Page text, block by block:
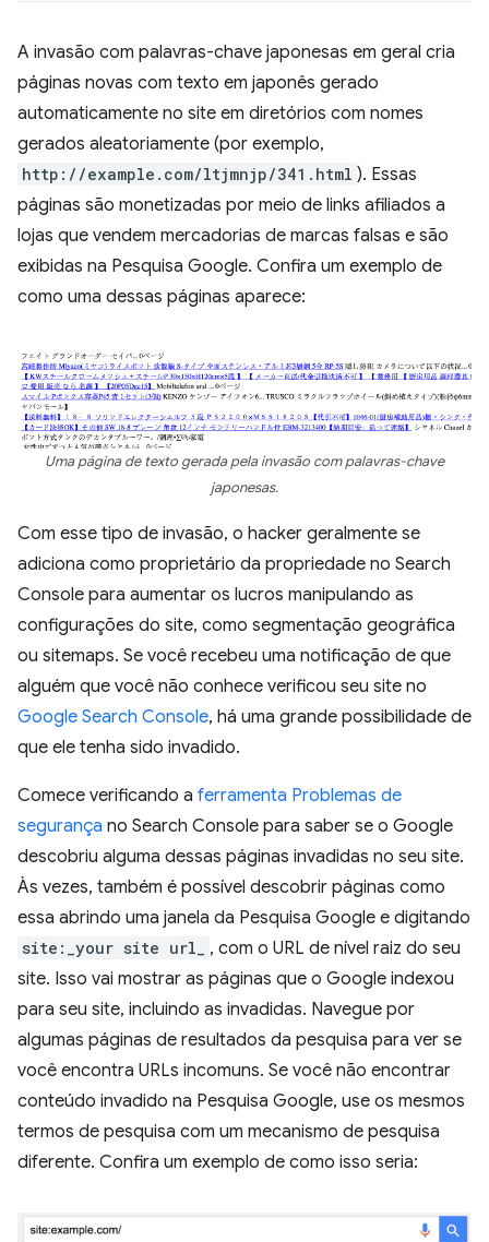
A invasão com palavras-chave japonesas em geral cria
páginas novas com texto em japonês gerado
automaticamente no site em diretórios com nomes
gerados aleatoriamente (por exemplo,
http://example.com/ltjmnjp/341.html ). Essas
páginas são monetizadas por meio de links afiliados a
lojas que vendem mercadorias de marcas falsas e são
exibidas na Pesquisa Google. Confira um exemplo de
como uma dessas páginas aparece:
Uma página de texto gerada pela invasão com palavras-chave
japonesas.
Com esse tipo de invasão, o hacker geralmente se
adiciona como proprietário da propriedade no Search
Console para aumentar os lucros manipulando as
configurações do site, como segmentação geográfica
ou sitemaps. Se você recebeu uma notificação de que
alguém que você não conhece verificou seu site no
Google Search Console, há uma grande possibilidade de
que ele tenha sido invadido.
Comece verificando a ferramenta Problemas de
segurança no Search Console para saber se o Google
descobriu alguma dessas páginas invadidas no seu site.
Às vezes, também é possível descobrir páginas como
essa abrindo uma janela da Pesquisa Google e digitando
site:_your site url_
, com o URL de nível raiz do seu
site. Isso vai mostrar as páginas que o Google indexou
para seu site, incluindo as invadidas. Navegue por
algumas páginas de resultados da pesquisa para ver se
você encontra URLs incomuns. Se você não encontrar
conteúdo invadido na Pesquisa Google, use os mesmos
termos de pesquisa com um mecanismo de pesquisa
diferente. Confira um exemplo de como isso seria: